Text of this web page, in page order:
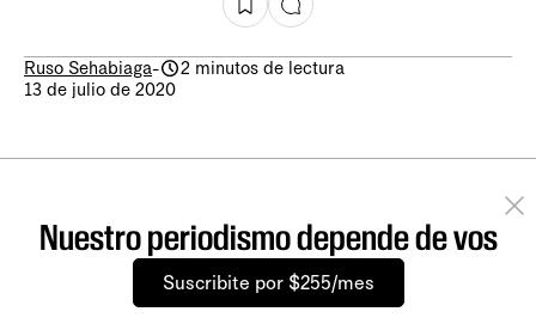
Ruso Sehabiaga-
2 minutos de lectura
13 de julio de 2020
Nuestro periodismo depende de vos
Suscribite por $255/mes